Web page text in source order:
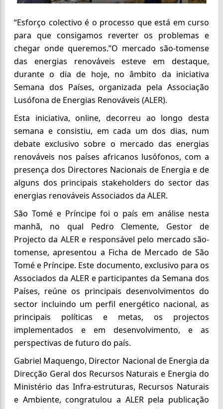
“Esforço colectivo é o processo que está em curso
para que consigamos reverter os problemas e
chegar onde queremos.”O mercado são-tomense
das energias renováveis esteve em destaque,
durante o dia de hoje, no âmbito da iniciativa
Semana dos Países, organizada pela Associação
Lusófona de Energias Renováveis (ALER).
Esta iniciativa, online, decorreu ao longo desta
semana e consistiu, em cada um dos dias, num
debate exclusivo sobre o mercado das energias
renováveis nos países africanos lusófonos, com a
presença dos Directores Nacionais de Energia e de
alguns dos principais stakeholders do sector das
energias renováveis Associados da ALER.
São Tomé e Príncipe foi o país em análise nesta
manhã, no qual Pedro Clemente, Gestor de
Projecto da ALER e responsável pelo mercado são-
tomense, apresentou a Ficha de Mercado de São
Tomé e Príncipe. Este documento, exclusivo para os
Associados da ALER e participantes da Semana dos
Países, reúne os principais desenvolvimentos do
sector incluindo um perfil energético nacional, as
principais políticas e metas, os projectos
implementados e em desenvolvimento, e as
perspectivas de futuro do país.
Gabriel Maquengo, Director Nacional de Energia da
Direcção Geral dos Recursos Naturais e Energia do
Ministério das Infra-estruturas, Recursos Naturais
e Ambiente, congratulou a ALER pela publicação